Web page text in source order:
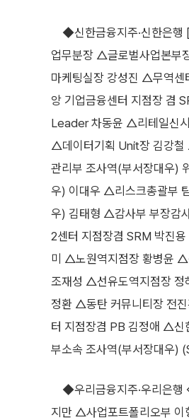
◆신한금융지주·신한은
업무분장 △글로벌사업본부
마케팅실장 강성진 △무역
앙 기업금융센터 지점장 겸
Leader 차동윤 △리테일신
△데이터기획 Unit장 김강철
관리부 조사역(부서장대우)
우) 이대우 △리스크총괄부
우) 김태형 △감사부 부장감
2센터 지점장겸 SRM 박진
미 △노원역지점장 황병윤 △
조재성 △선유도역지점장
정환 △동탄 커뮤니티장 전
터 지점장겸 PB 김정애 △
부소속 조사역(부서장대우)
◆우리금융지주·우리은행
지만 △사업포트폴리오부